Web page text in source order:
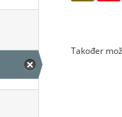
Također